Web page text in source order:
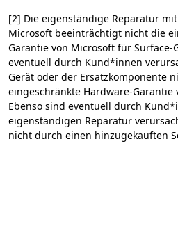
[2] Die eigenständige Reparatur
Microsoft beeinträchtigt nicht die
Garantie von Microsoft für Surface-
eventuell durch Kund*innen
Gerät oder der Ersatzkomponente
eingeschränkte Hardware-Garantie
Ebenso sind eventuell durch
eigenständigen Reparatur
nicht durch einen hinzugekauften